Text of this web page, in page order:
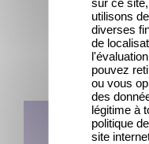
Black to the Future: la
utilisons
diverses
de
pouvez
ou vous
des
légitime à
politique
site